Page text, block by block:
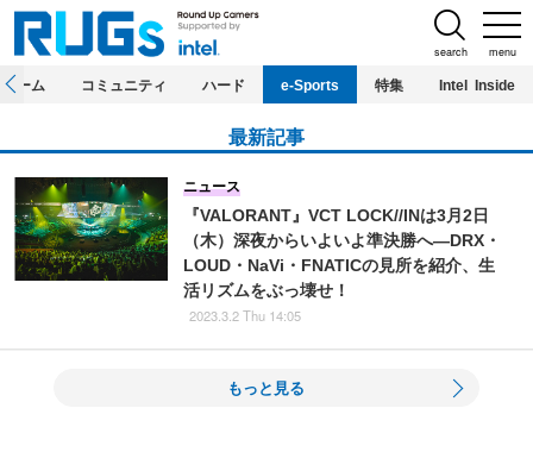
menu
search
ホーム コミュニティ ハード e-Sports 特集 Intel Inside
最新記事
『VALORANT』VCT LOCK//INは3月2日
（木）深夜からいよいよ準決勝へ―DRX・
LOUD・NaVi・FNATICの見所を紹介、生
活リズムをぶっ壊せ！
ニュース
2023.3.2 Thu 14:05
もっと見る